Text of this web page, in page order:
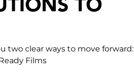
TO
two clear ways to move forward:
Films